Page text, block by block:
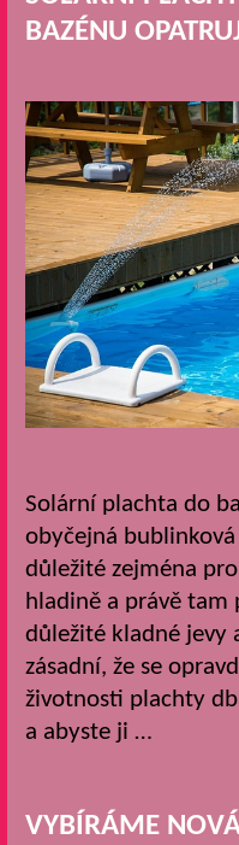
BAZÉNU
Solární plachta do
obyčejná
důležité zejména
hladině a právě tam
důležité kladné jevy
zásadní, že se
životnosti plachty
a abyste ji …
VYBÍRÁME